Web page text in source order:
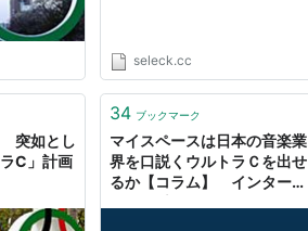
seleck.cc
突如とし
C」計画
34 ブックマーク
マイスペースは日本の音楽業
界を口説くウルトラＣを出せ
るか【コラム】 インターネ